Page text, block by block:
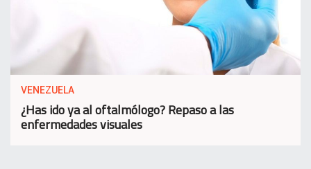
VENEZUELA
¿Has ido ya al oftalmólogo? Repaso a las
enfermedades visuales